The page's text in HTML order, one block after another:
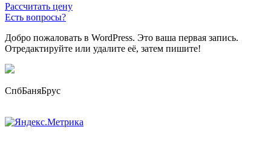
Рассчитать цену
Есть вопросы?
Добро пожаловать в WordPress. Это ваша первая запись.
Отредактируйте или удалите её, затем пишите!
СпбБаняБрус